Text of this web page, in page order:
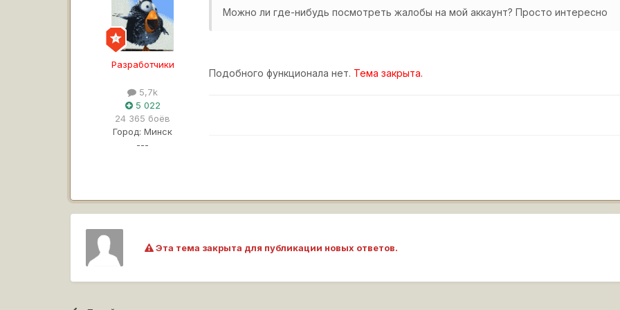
Разработчики
5,7k
5 022
24 365 боёв
Город: Минск
---
Можно ли где-нибудь посмотреть жалобы на мой аккаунт? Просто интересно
Подобного функционала нет. Тема закрыта.
Эта тема закрыта для публикации новых ответов.